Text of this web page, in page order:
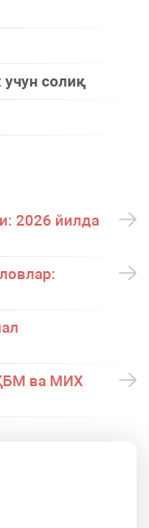
солиқ
2026 йилда
ва МИХ